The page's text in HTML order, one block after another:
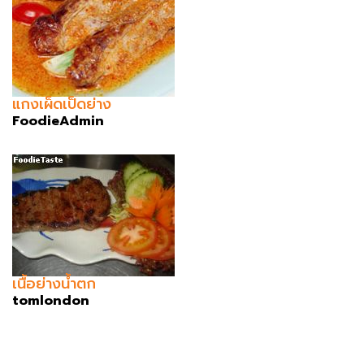
แกงเผ็ดเป็ดย่าง
FoodieAdmin
เนื้อย่างน้ำตก
tomlondon